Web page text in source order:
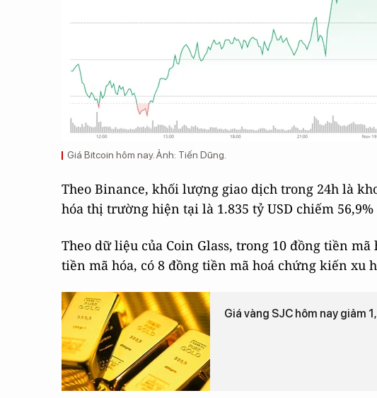
Giá Bitcoin hôm nay. Ảnh: Tiến Dũng.
Theo Binance, khối lượng giao dịch trong 24h là
hóa thị trường hiện tại là 1.835 tỷ USD chiếm
Theo dữ liệu của Coin Glass, trong 10 đồng tiền
tiền mã hóa, có 8 đồng tiền mã hoá chứng kiến xu
Giá vàng SJC hôm nay giảm